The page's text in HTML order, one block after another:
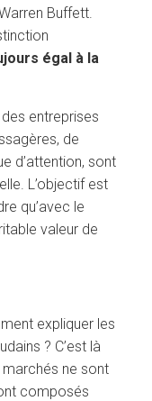
Buffett.
égal à la
entreprises
de
d’attention, sont
L’objectif est
qu’avec le
valeur de
expliquer les
? C’est là
ne sont
composés